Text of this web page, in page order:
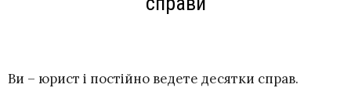
Ви – юрист і постійно ведете десятки справ.